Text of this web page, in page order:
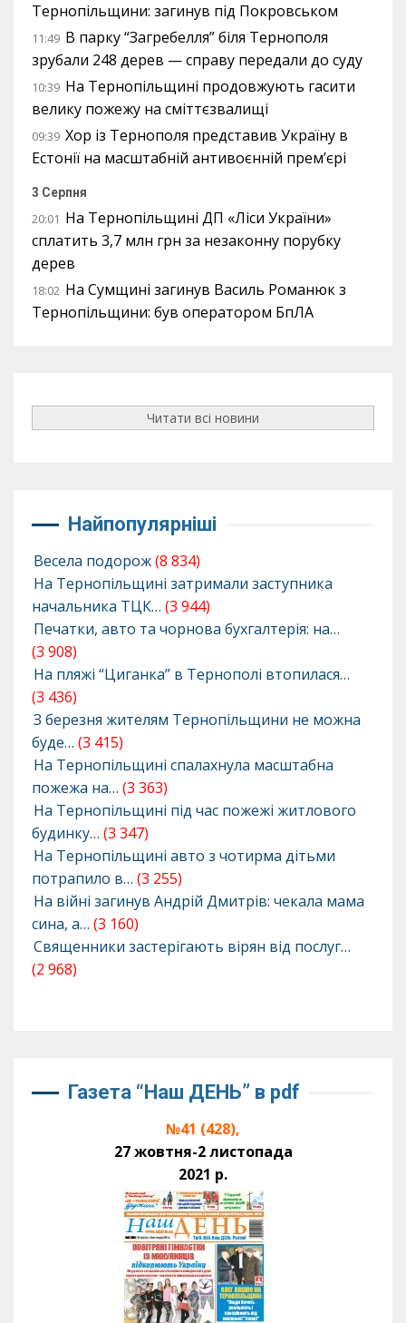
Тернопільщини: загинув під Покровськом
11:49 В парку “Загребелля” біля Тернополя
зрубали 248 дерев — справу передали до суду
10:39 На Тернопільщині продовжують гасити
велику пожежу на сміттєзвалищі
09:39 Хор із Тернополя представив Україну в
Естонії на масштабній антивоєнній прем’єрі
3 Серпня
20:01 На Тернопільщині ДП «Ліси України»
сплатить 3,7 млн грн за незаконну порубку
дерев
18:02 На Сумщині загинув Василь Романюк з
Тернопільщини: був оператором БпЛА
Читати всі новини
Найпопулярніші
Весела подорож(8 834)
На Тернопільщині затримали заступника
начальника ТЦК… (3 944)
Печатки, авто та чорнова бухгалтерія: на…
(3 908)
На пляжі “Циганка” в Тернополі втопилася…
(3 436)
З березня жителям Тернопільщини не можна
буде… (3 415)
На Тернопільщині спалахнула масштабна
пожежа на… (3 363)
На Тернопільщині під час пожежі житлового
будинку… (3 347)
На Тернопільщині авто з чотирма дітьми
потрапило в… (3 255)
На війні загинув Андрій Дмитрів: чекала мама
сина, а… (3 160)
Священники застерігають вірян від послуг…
(2 968)
Газета “Наш ДЕНЬ” в pdf
№41 (428),
27 жовтня-2 листопада
2021 р.